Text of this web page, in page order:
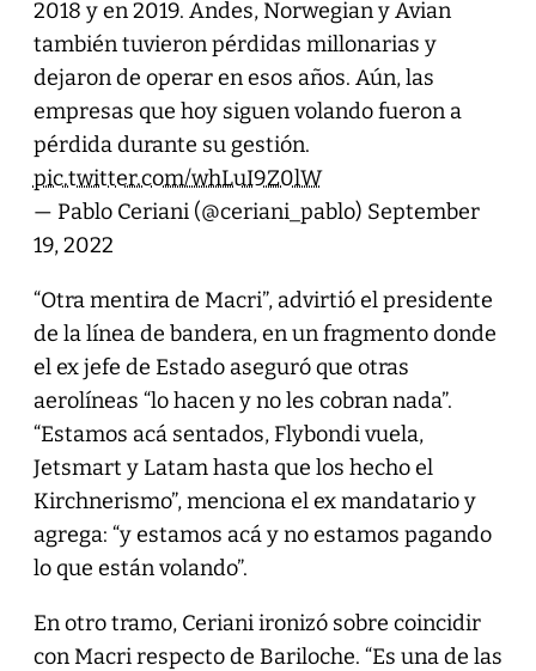
2018 y en 2019. Andes, Norwegian y Avian
también tuvieron pérdidas millonarias y
dejaron de operar en esos años. Aún, las
empresas que hoy siguen volando fueron a
pérdida durante su gestión.
pic.twitter.com/whLuI9Z0lW
— Pablo Ceriani (@ceriani_pablo) September
19, 2022
“Otra mentira de Macri”, advirtió el presidente
de la línea de bandera, en un fragmento donde
el ex jefe de Estado aseguró que otras
aerolíneas “lo hacen y no les cobran nada”.
“Estamos acá sentados, Flybondi vuela,
Jetsmart y Latam hasta que los hecho el
Kirchnerismo”, menciona el ex mandatario y
agrega: “y estamos acá y no estamos pagando
lo que están volando”.
En otro tramo, Ceriani ironizó sobre coincidir
con Macri respecto de Bariloche. “Es una de las